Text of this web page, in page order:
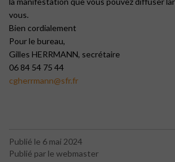
vous.
Bien cordialement
Pour le bureau,
Gilles HERRMANN, secrétaire
06 84 54 75 44
cgherrmann@sfr.fr
Publié le 6 mai 2024
Publié par le webmaster